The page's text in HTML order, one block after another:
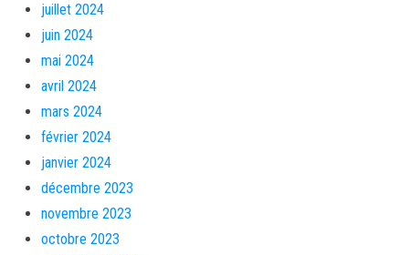
juillet 2024
juin 2024
mai 2024
avril 2024
mars 2024
février 2024
janvier 2024
décembre 2023
novembre 2023
octobre 2023